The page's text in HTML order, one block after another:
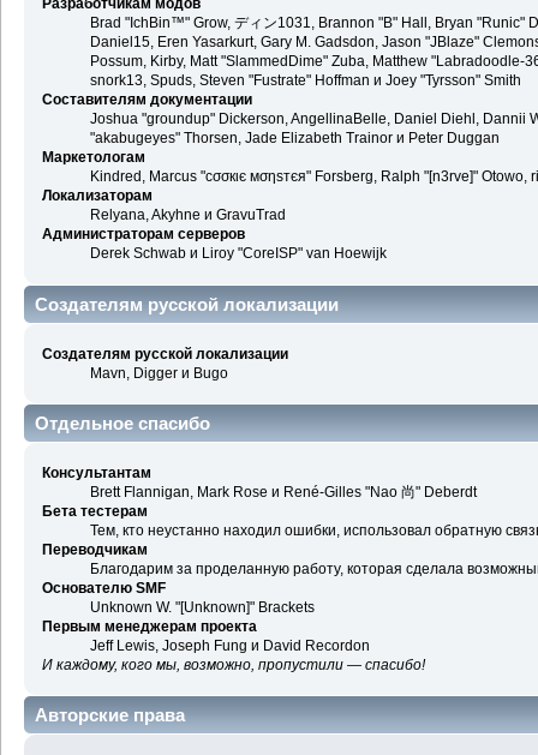
Разработчикам модов
Brad "IchBin™" Grow, ディン1031, Brannon "B" Hall, Bryan "Runic"
Daniel15, Eren Yasarkurt, Gary M. Gadsdon, Jason "JBlaze"
Possum, Kirby, Matt "SlammedDime" Zuba, Matthew "Labradoodle-
snork13, Spuds, Steven "Fustrate" Hoffman и Joey "Tyrsson" Smith
Составителям документации
Joshua "groundup" Dickerson, AngellinaBelle, Daniel Diehl, Dannii
"akabugeyes" Thorsen, Jade Elizabeth Trainor и Peter Duggan
Маркетологам
Kindred, Marcus "cσσкιє мσηѕтєя" Forsberg, Ralph "[n3rve]" Otowo,
Локализаторам
Relyana, Akyhne и GravuTrad
Администраторам серверов
Derek Schwab и Liroy "CoreISP" van Hoewijk
Создателям русской локализации
Создателям русской локализации
Mavn, Digger и Bugo
Отдельное спасибо
Консультантам
Brett Flannigan, Mark Rose и René-Gilles "Nao 尚" Deberdt
Бета тестерам
Тем, кто неустанно находил ошибки, использовал обратную
Переводчикам
Благодарим за проделанную работу, которая сделала
Основателю SMF
Unknown W. "[Unknown]" Brackets
Первым менеджерам проекта
Jeff Lewis, Joseph Fung и David Recordon
И каждому, кого мы, возможно, пропустили — спасибо!
Авторские права